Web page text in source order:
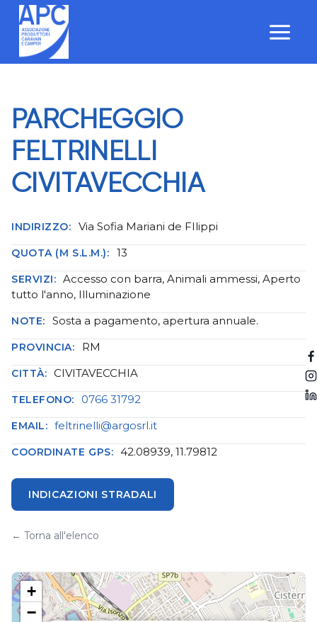
Salta
contenuto
PARCHEGGIO
FELTRINELLI
CIVITAVECCHIA
INDIRIZZO: Via Sofia Mariani de FIlippi
QUOTA (M S.L.M.): 13
SERVIZI: Accesso con barra, Animali ammessi, Aperto
tutto l'anno, Illuminazione
NOTE: Sosta a pagamento, apertura annuale.
PROVINCIA: RM
CITTÀ: CIVITAVECCHIA
TELEFONO: 0766 31792
EMAIL: feltrinelli@argosrl.it
COORDINATE GPS: 42.08939, 11.79812
INDICAZIONI STRADALI
← Torna all'elenco
+
−